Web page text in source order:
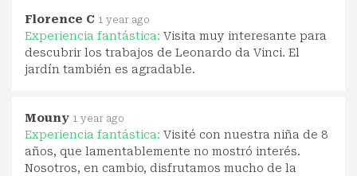
Florence C 1 year ago
Experiencia fantástica: Visita muy interesante para
descubrir los trabajos de Leonardo da Vinci. El
jardín también es agradable.
Mouny 1 year ago
Experiencia fantástica: Visité con nuestra niña de 8
años, que lamentablemente no mostró interés.
Nosotros, en cambio, disfrutamos mucho de la